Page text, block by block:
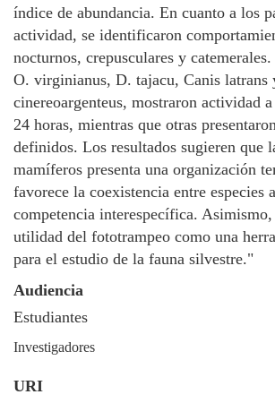
índice de abundancia. En cuanto a los
actividad, se identificaron
nocturnos, crepusculares y
O. virginianus, D. tajacu, Canis latrans
cinereoargenteus, mostraron actividad
24 horas, mientras que otras
definidos. Los resultados sugieren que
mamíferos presenta una organización
favorece la coexistencia entre especies
competencia interespecífica.
utilidad del fototrampeo como una
para el estudio de la fauna silvestre."
Audiencia
Estudiantes
Investigadores
URI